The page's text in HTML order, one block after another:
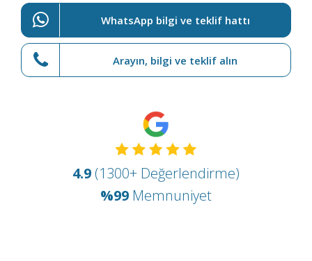
WhatsApp bilgi ve teklif hattı
Arayın, bilgi ve teklif alın
4.9 (1300+ Değerlendirme)
%99 Memnuniyet